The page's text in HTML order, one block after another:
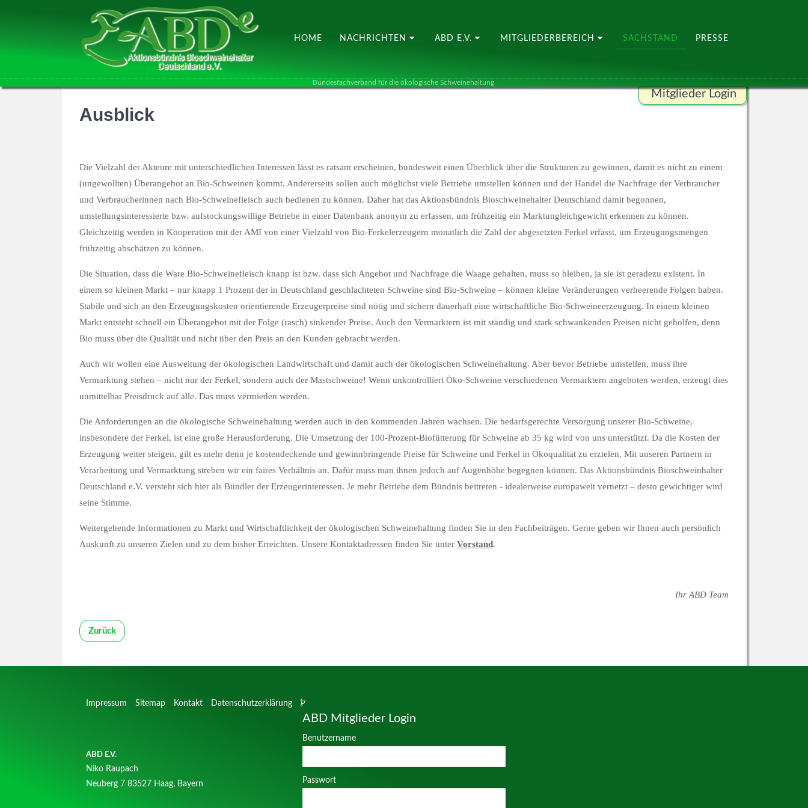
HOME NACHRICHTEN ABD E.V. MITGLIEDERBEREICH SACHSTAND PRESSE
Bundesfachverband für die ökologische Schweinehaltung
Mitglieder Login
Passwort
ANMELDEN
Ausblick
Die Vielzahl der Akteure mit unterschiedlichen Interessen lässt es ratsam erscheinen, bundesweit einen Überblick über die Strukturen zu gewinnen, damit es nicht zu einem
(ungewollten) Überangebot an Bio-Schweinen kommt. Andererseits sollen auch möglichst viele Betriebe umstellen können und der Handel die Nachfrage der Verbraucher
und Verbraucherinnen nach Bio-Schweinefleisch auch bedienen zu können. Daher hat das Aktionsbündnis Bioschweinehalter Deutschland damit begonnen,
umstellungsinteressierte bzw. aufstockungswillige Betriebe in einer Datenbank anonym zu erfassen, um frühzeitig ein Marktungleichgewicht erkennen zu können.
Gleichzeitig werden in Kooperation mit der AMI von einer Vielzahl von Bio-Ferkelerzeugern monatlich die Zahl der abgesetzten Ferkel erfasst, um Erzeugungsmengen
frühzeitig abschätzen zu können.
Die Situation, dass die Ware Bio-Schweinefleisch knapp ist bzw. dass sich Angebot und Nachfrage die Waage gehalten, muss so bleiben, ja sie ist geradezu existent. In
einem so kleinen Markt – nur knapp 1 Prozent der in Deutschland geschlachteten Schweine sind Bio-Schweine – können kleine Veränderungen verheerende Folgen haben.
Stabile und sich an den Erzeugungskosten orientierende Erzeugerpreise sind nötig und sichern dauerhaft eine wirtschaftliche Bio-Schweineerzeugung. In einem kleinen
Markt entsteht schnell ein Überangebot mit der Folge (rasch) sinkender Preise. Auch den Vermarktern ist mit ständig und stark schwankenden Preisen nicht geholfen, denn
Bio muss über die Qualität und nicht über den Preis an den Kunden gebracht werden.
Auch wir wollen eine Ausweitung der ökologischen Landwirtschaft und damit auch der ökologischen Schweinehaltung. Aber bevor Betriebe umstellen, muss ihre
Vermarktung stehen – nicht nur der Ferkel, sondern auch der Mastschweine! Wenn unkontrolliert Öko-Schweine verschiedenen Vermarktern angeboten werden, erzeugt dies
unmittelbar Preisdruck auf alle. Das muss vermieden werden.
Die Anforderungen an die ökologische Schweinehaltung werden auch in den kommenden Jahren wachsen. Die bedarfsgerechte Versorgung unserer Bio-Schweine,
insbesondere der Ferkel, ist eine große Herausforderung. Die Umsetzung der 100-Prozent-Biofütterung für Schweine ab 35 kg wird von uns unterstützt. Da die Kosten der
Erzeugung weiter steigen, gilt es mehr denn je kostendeckende und gewinnbringende Preise für Schweine und Ferkel in Ökoqualität zu erzielen. Mit unseren Partnern in
Verarbeitung und Vermarktung streben wir ein faires Verhältnis an. Dafür muss man ihnen jedoch auf Augenhöhe begegnen können. Das Aktionsbündnis Bioschweinhalter
Deutschland e.V. versteht sich hier als Bündler der Erzeugerinteressen. Je mehr Betriebe dem Bündnis beitreten - idealerweise europaweit vernetzt – desto gewichtiger wird
seine Stimme.
Weitergehende Informationen zu Markt und Wirtschaftlichkeit der ökologischen Schweinehaltung finden Sie in den Fachbeiträgen. Gerne geben wir Ihnen auch persönlich
Auskunft zu unseren Zielen und zu dem bisher Erreichten. Unsere Kontaktadressen finden Sie unter Vorstand.
Ihr ABD Team
Zurück
Impressum Sitemap Kontakt Datenschutzerklärung
ABD E.V.
Niko Raupach
Neuberg 7 83527 Haag, Bayern
ABD Mitglieder Login
Benutzername
Passwort